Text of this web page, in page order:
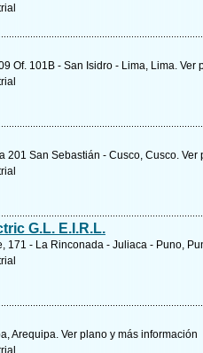
Of. 101B - San Isidro - Lima, Lima. Ver
201 San Sebastián - Cusco, Cusco. Ver
G.L. E.I.R.L.
171 - La Rinconada - Juliaca - Puno,
Arequipa. Ver plano y más información